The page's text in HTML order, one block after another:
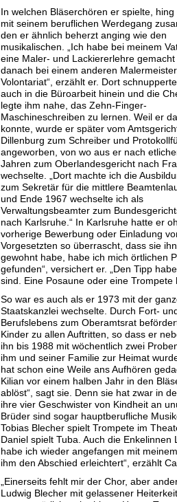
In welchen Bläserchören er spielte, hing
mit seinem beruflichen Werdegang
den er ähnlich beherzt anging wie den
musikalischen. „Ich habe bei meinem
eine Maler- und Lackiererlehre gemacht
danach bei einem anderen
Volontariat“, erzählt er. Dort
auch in die Büroarbeit hinein und die
legte ihm nahe, das Zehn-Finger-
Maschineschreiben zu lernen. Weil er
konnte, wurde er später vom
Dillenburg zum Schreiber und
angeworben, von wo aus er nach
Jahren zum Oberlandesgericht nach
wechselte. „Dort machte ich die
zum Sekretär für die mittlere
und Ende 1967 wechselte ich als
Verwaltungsbeamter zum
nach Karlsruhe.“ In Karlsruhe hatte er
vorherige Bewerbung oder Einladung
Vorgesetzten so überrascht, dass sie
gewohnt habe, habe ich mich örtlichen
gefunden“, versichert er. „Den Tipp
sind. Eine Posaune oder eine
So war es auch als er 1973 mit der
Staatskanzlei wechselte. Durch Fort-
Berufslebens zum Oberamtsrat
Kinder zu allen Auftritten, so dass er
ihn bis 1988 mit wöchentlich zwei
ihm und seiner Familie zur Heimat
hat schon eine Weile ans Aufhören
Kilian vor einem halben Jahr in den
ablöst“, sagt sie. Denn sie hat zwar in
ihre vier Geschwister von Kindheit an
Brüder sind sogar hauptberufliche
Tobias Blecher spielt Trompete im
Daniel spielt Tuba. Auch die
habe ich wieder angefangen mit
ihm den Abschied erleichtert“, erzählt
„Einerseits fehlt mir der Chor, aber
Ludwig Blecher mit gelassener